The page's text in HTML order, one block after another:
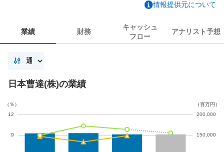
情報提供元について
業績 財務
キャッシュ
フロー
アナリスト予想
日本曹達(株)の業績